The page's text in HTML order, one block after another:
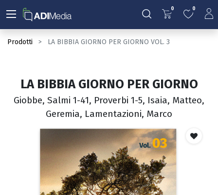
0 0
Prodotti LA BIBBIA GIORNO PER GIORNO VOL. 3
LA BIBBIA GIORNO PER GIORNO
Giobbe, Salmi 1-41, Proverbi 1-5, Isaia, Matteo,
Geremia, Lamentazioni, Marco